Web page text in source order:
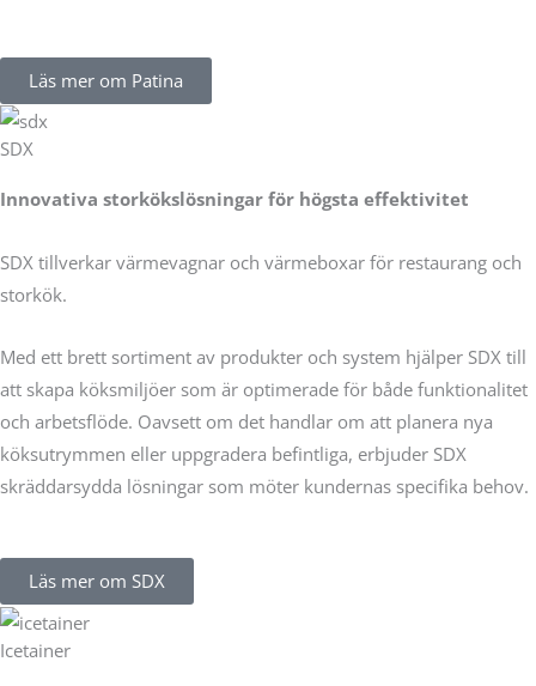
Läs mer om Patina
SDX
Innovativa storkökslösningar för högsta effektivitet
SDX tillverkar värmevagnar och värmeboxar för restaurang och
storkök.
Med ett brett sortiment av produkter och system hjälper SDX till
att skapa köksmiljöer som är optimerade för både funktionalitet
och arbetsflöde. Oavsett om det handlar om att planera nya
köksutrymmen eller uppgradera befintliga, erbjuder SDX
skräddarsydda lösningar som möter kundernas specifika behov.
Läs mer om SDX
Icetainer